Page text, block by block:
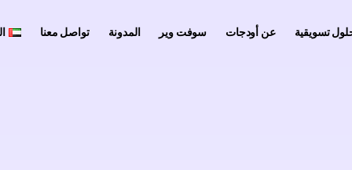
تسويقية عن أودجات سوفت وير المدونة تواصل معنا